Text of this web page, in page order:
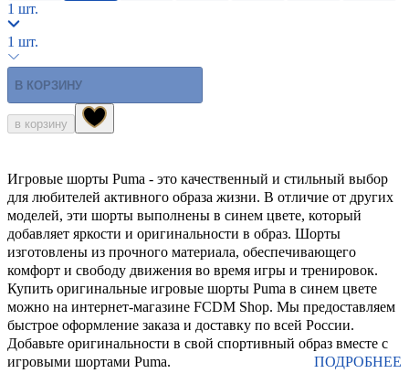
1 шт.
1 шт.
В КОРЗИНУ
в корзину
Игровые шорты Puma - это качественный и стильный выбор
для любителей активного образа жизни. В отличие от других
моделей, эти шорты выполнены в синем цвете, который
добавляет яркости и оригинальности в образ. Шорты
изготовлены из прочного материала, обеспечивающего
комфорт и свободу движения во время игры и тренировок.
Купить оригинальные игровые шорты Puma в синем цвете
можно на интернет-магазине FCDM Shop. Мы предоставляем
быстрое оформление заказа и доставку по всей России.
Добавьте оригинальности в свой спортивный образ вместе с
игровыми шортами Puma.
ПОДРОБНЕЕ